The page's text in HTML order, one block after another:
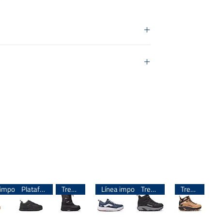
Rojo,
25 cm
25.5 cm
Línea importada 🌎 Plataforma Trekking Línea importada 🌎 Trekking Trekking